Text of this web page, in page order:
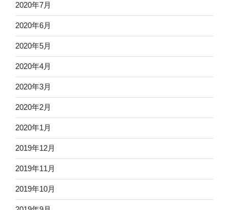
2020年7月
2020年6月
2020年5月
2020年4月
2020年3月
2020年2月
2020年1月
2019年12月
2019年11月
2019年10月